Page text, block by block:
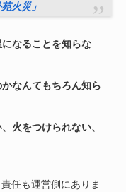
火災」
なることを知らな
なんてもちろん知ら
火をつけられない、
任も運営側にありま